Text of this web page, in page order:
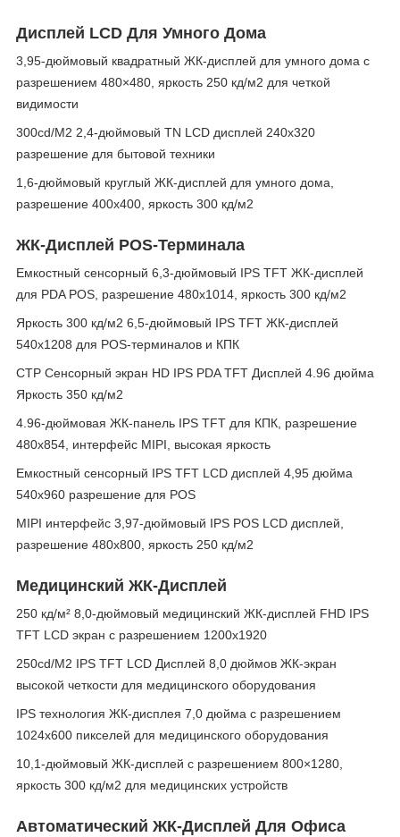
Дисплей LCD Для Умного Дома
3,95-дюймовый квадратный ЖК-дисплей для умного дома с
разрешением 480×480, яркость 250 кд/м2 для четкой
видимости
300cd/M2 2,4-дюймовый TN LCD дисплей 240x320
разрешение для бытовой техники
1,6-дюймовый круглый ЖК-дисплей для умного дома,
разрешение 400x400, яркость 300 кд/м2
ЖК-Дисплей POS-Терминала
Емкостный сенсорный 6,3-дюймовый IPS TFT ЖК-дисплей
для PDA POS, разрешение 480x1014, яркость 300 кд/м2
Яркость 300 кд/м2 6,5-дюймовый IPS TFT ЖК-дисплей
540x1208 для POS-терминалов и КПК
CTP Сенсорный экран HD IPS PDA TFT Дисплей 4.96 дюйма
Яркость 350 кд/м2
4.96-дюймовая ЖК-панель IPS TFT для КПК, разрешение
480x854, интерфейс MIPI, высокая яркость
Емкостный сенсорный IPS TFT LCD дисплей 4,95 дюйма
540x960 разрешение для POS
MIPI интерфейс 3,97-дюймовый IPS POS LCD дисплей,
разрешение 480x800, яркость 250 кд/м2
Медицинский ЖК-Дисплей
250 кд/м² 8,0-дюймовый медицинский ЖК-дисплей FHD IPS
TFT LCD экран с разрешением 1200x1920
250cd/M2 IPS TFT LCD Дисплей 8,0 дюймов ЖК-экран
высокой четкости для медицинского оборудования
IPS технология ЖК-дисплея 7,0 дюйма с разрешением
1024x600 пикселей для медицинского оборудования
10,1-дюймовый ЖК-дисплей с разрешением 800×1280,
яркость 300 кд/м2 для медицинских устройств
Автоматический ЖК-Дисплей Для Офиса